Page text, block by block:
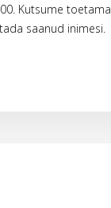
Kutsume toetama
saanud inimesi.